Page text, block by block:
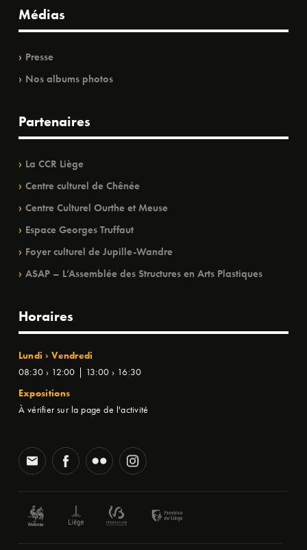
Médias
Presse
Nos albums photos
Partenaires
La CCR Liège
Centre culturel de Chênée
Centre Culturel Ourthe et Meuse
Espace Georges Truffaut
Foyer culturel de Jupille-Wandre
ASAP – L’Assemblée des Structures en Arts Plastiques
Horaires
Lundi › Vendredi
08:30 › 12:00 | 13:00 › 16:30
Expositions
À vérifier sur la page de l'activité